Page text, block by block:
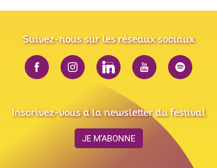
Suivez-nous sur les réseaux sociaux
Inscrivez-vous à la newsletter du festival
JE M’ABONNE